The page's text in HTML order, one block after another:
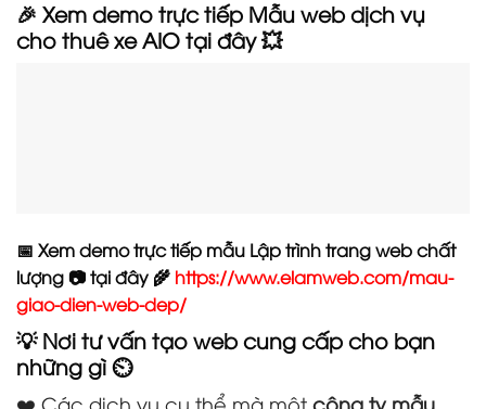
🎉 Xem demo trực tiếp Mẫu web dịch vụ
cho thuê xe AIO tại đây 💥
📅 Xem demo trực tiếp mẫu Lập trình trang web chất
lượng 📷 tại đây 🌾 https://www.elamweb.com/mau-
giao-dien-web-dep/
💡 Nơi tư vấn tạo web cung cấp cho bạn
những gì ⏲️
❤️ Các dịch vụ cụ thể mà một công ty mẫu